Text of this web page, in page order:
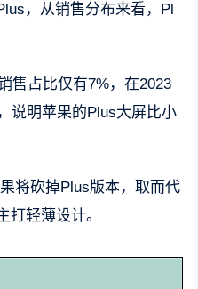
，从销售分布来看，Pl
售占比仅有7%，在2023
说明苹果的Plus大屏比小
将砍掉Plus版本，取而代
打轻薄设计。